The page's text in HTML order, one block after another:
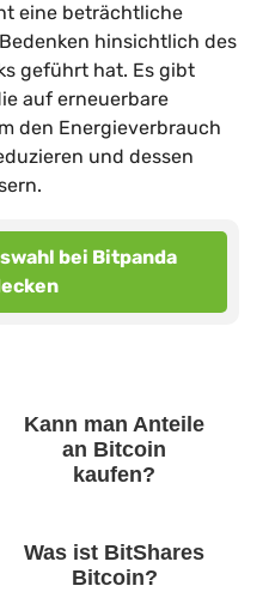
eine beträchtliche
hinsichtlich des
geführt hat. Es gibt
auf erneuerbare
den Energieverbrauch
und dessen
bei Bitpanda
Kann man Anteile
an Bitcoin
kaufen?
Was ist BitShares
Bitcoin?